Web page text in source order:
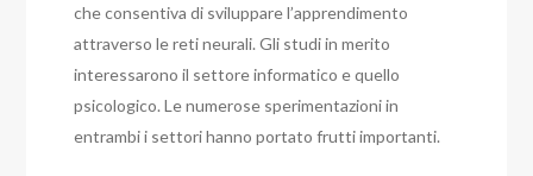
che consentiva di sviluppare l’apprendimento
attraverso le reti neurali. Gli studi in merito
interessarono il settore informatico e quello
psicologico. Le numerose sperimentazioni in
entrambi i settori hanno portato frutti importanti.